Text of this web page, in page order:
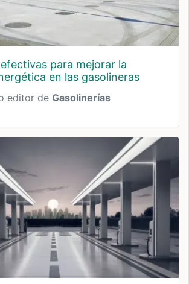
en las gasolineras
editor de Gasolinerías